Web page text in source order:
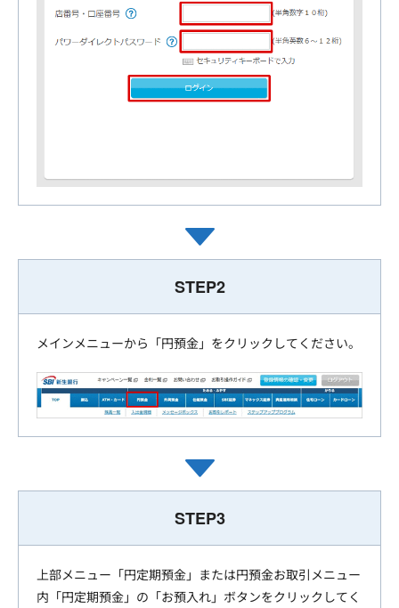
STEP2
メインメニューから「円預金」をクリックしてください。
STEP3
上部メニュー「円定期預金」または円預金お取引メニュー
内「円定期預金」の「お預入れ」ボタンをクリックしてく